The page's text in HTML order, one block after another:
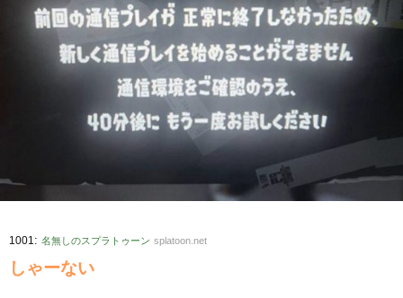
1001 : 名無しのスプラトゥーン splatoon.net
しゃーない